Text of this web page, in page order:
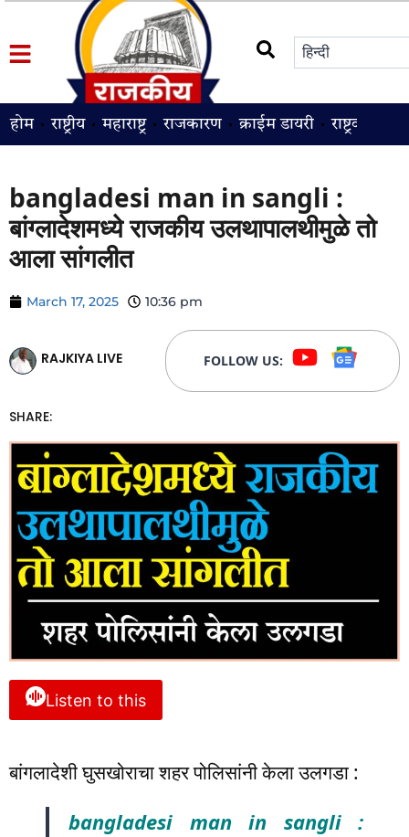
होम राष्ट्रीय महाराष्ट्र राजकारण क्राईम डायरी राष्ट्रवादी
bangladesi man in sangli :
बांग्लादेशमध्ये राजकीय उलथापालथीमुळे तो
आला सांगलीत
March 17, 2025 10:36 pm
RAJKIYA LIVE FOLLOW US:
SHARE:
Listen to this
बांगलादेशी घुसखोराचा शहर पोलिसांनी केला उलगडा :
bangladesi man in sangli :